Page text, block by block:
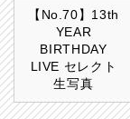
【No.70】13th
YEAR
BIRTHDAY
LIVE セレクト
生写真